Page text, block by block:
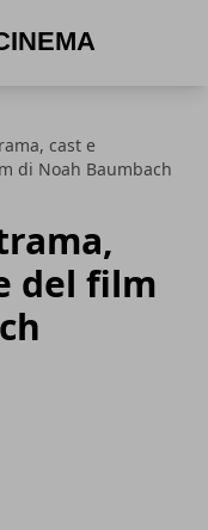
cast e
di Noah Baumbach
del film